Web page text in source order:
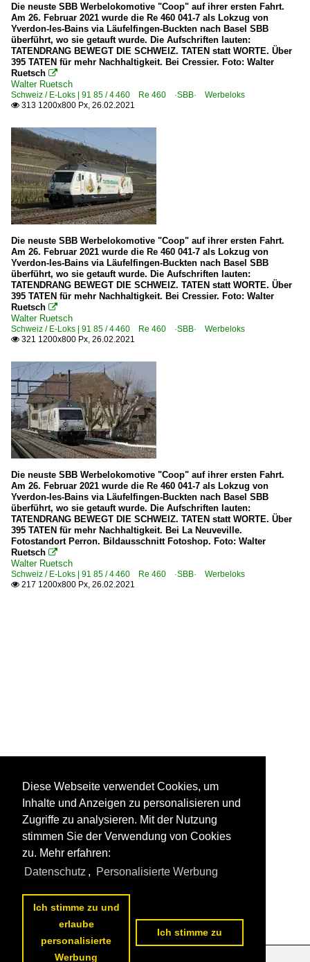
Die neuste SBB Werbelokomotive "Coop" auf ihrer ersten Fahrt.
Am 26. Februar 2021 wurde die Re 460 041-7 als Lokzug von
Yverdon-les-Bains via Läufelfingen-Buckten nach Basel SBB
überführt, wo sie getauft wurde. Die Aufschriften lauten:
TATENDRANG BEWEGT DIE SCHWEIZ. TATEN statt WORTE. Über
395 TATEN für mehr Nachhaltigkeit. Bei Cressier. Foto: Walter
Ruetsch 
Walter Ruetsch
Schweiz / E-Loks | 91 85 / 4 460 Re 460 ·SBB· Werbeloks
 313 1200x800 Px, 26.02.2021
Die neuste SBB Werbelokomotive "Coop" auf ihrer ersten Fahrt.
Am 26. Februar 2021 wurde die Re 460 041-7 als Lokzug von
Yverdon-les-Bains via Läufelfingen-Buckten nach Basel SBB
überführt, wo sie getauft wurde. Die Aufschriften lauten:
TATENDRANG BEWEGT DIE SCHWEIZ. TATEN statt WORTE. Über
395 TATEN für mehr Nachhaltigkeit. Bei Cressier. Foto: Walter
Ruetsch 
Walter Ruetsch
Schweiz / E-Loks | 91 85 / 4 460 Re 460 ·SBB· Werbeloks
 321 1200x800 Px, 26.02.2021
Die neuste SBB Werbelokomotive "Coop" auf ihrer ersten Fahrt.
Am 26. Februar 2021 wurde die Re 460 041-7 als Lokzug von
Yverdon-les-Bains via Läufelfingen-Buckten nach Basel SBB
überführt, wo sie getauft wurde. Die Aufschriften lauten:
TATENDRANG BEWEGT DIE SCHWEIZ. TATEN statt WORTE. Über
395 TATEN für mehr Nachhaltigkeit. Bei La Neuveville.
Fotostandort Perron. Bildausschnitt Fotoshop. Foto: Walter
Ruetsch 
Walter Ruetsch
Schweiz / E-Loks | 91 85 / 4 460 Re 460 ·SBB· Werbeloks
 217 1200x800 Px, 26.02.2021
Diese Webseite verwendet Cookies, um
Inhalte und Anzeigen zu personalisieren und
Zugriffe zu analysieren. Mit der Nutzung
stimmen Sie der Verwendung von Cookies
zu. Mehr erfahren:
Datenschutz , Personalisierte Werbung
Ich stimme zu und
erlaube
personalisierte
Werbung
Ich stimme zu